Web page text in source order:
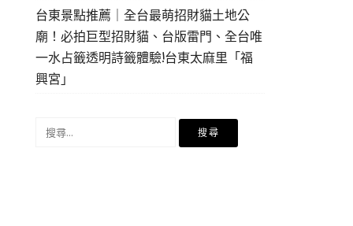
台東景點推薦｜全台最萌招財貓土地公
廟！必拍巨型招財貓、台版雷門、全台唯
一水占籤透明詩籤體驗!台東太麻里「福
興宮」